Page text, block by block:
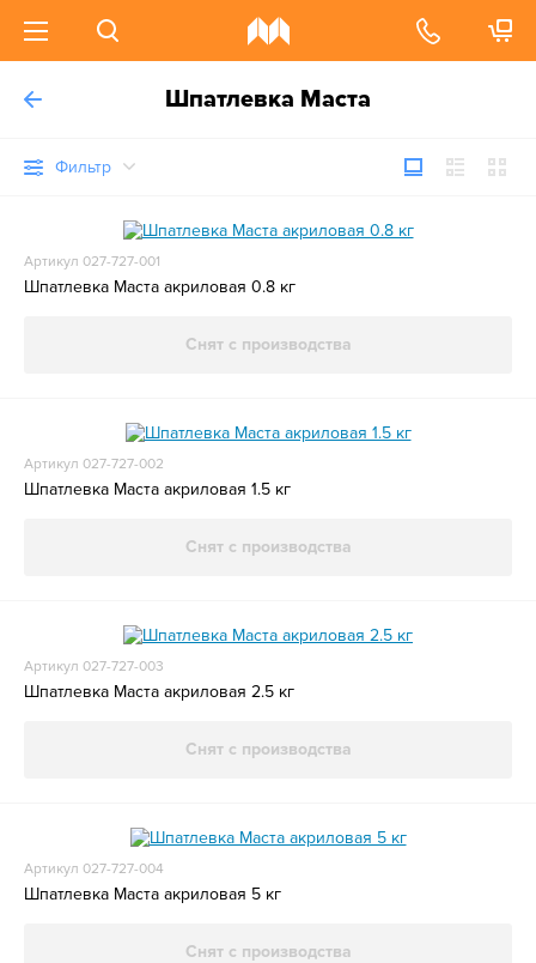
Шпатлевка Маста
Фильтр
Артикул 027-727-001
Шпатлевка Маста акриловая 0.8 кг
Снят с производства
Артикул 027-727-002
Шпатлевка Маста акриловая 1.5 кг
Снят с производства
Артикул 027-727-003
Шпатлевка Маста акриловая 2.5 кг
Снят с производства
Артикул 027-727-004
Шпатлевка Маста акриловая 5 кг
Снят с производства